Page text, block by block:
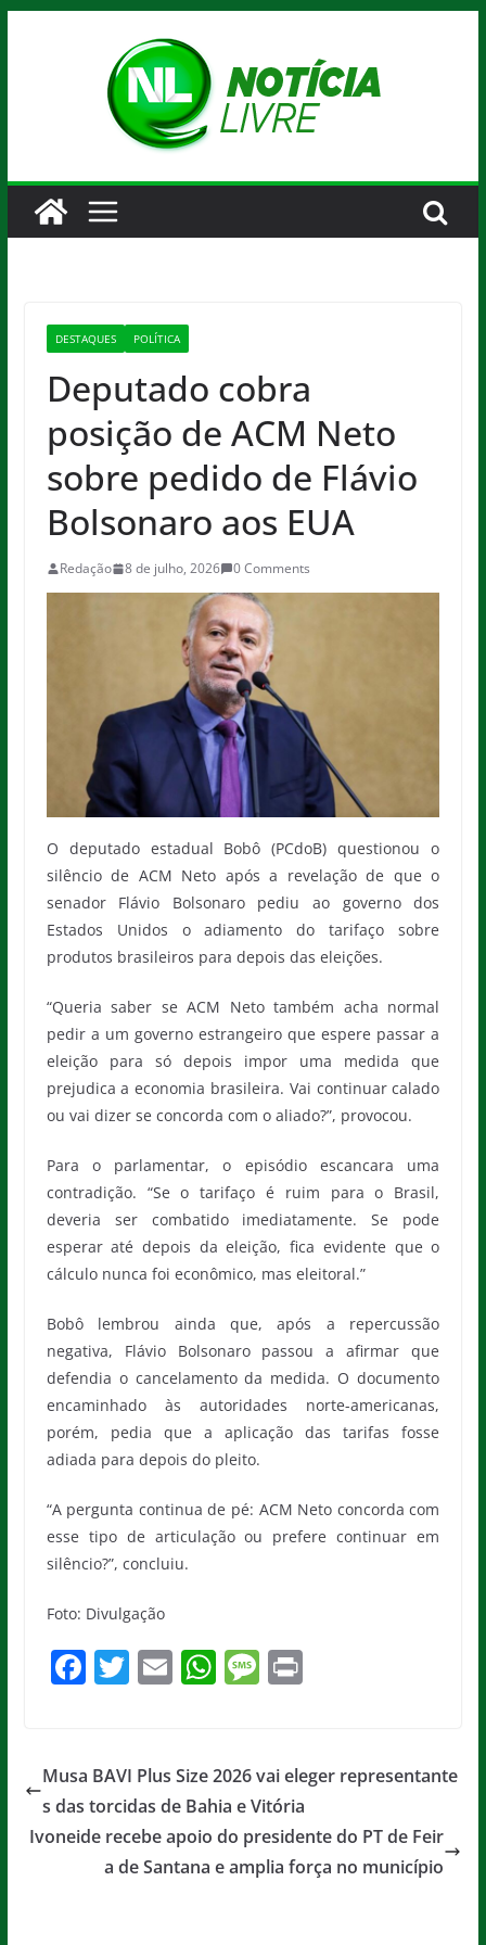
DESTAQUES POLÍTICA
Deputado cobra
posição de ACM Neto
sobre pedido de Flávio
Bolsonaro aos EUA
Redação 8 de julho, 2026 0 Comments
O deputado estadual Bobô (PCdoB) questionou o
silêncio de ACM Neto após a revelação de que o
senador Flávio Bolsonaro pediu ao governo dos
Estados Unidos o adiamento do tarifaço sobre
produtos brasileiros para depois das eleições.
“Queria saber se ACM Neto também acha normal
pedir a um governo estrangeiro que espere passar a
eleição para só depois impor uma medida que
prejudica a economia brasileira. Vai continuar calado
ou vai dizer se concorda com o aliado?”, provocou.
Para o parlamentar, o episódio escancara uma
contradição. “Se o tarifaço é ruim para o Brasil,
deveria ser combatido imediatamente. Se pode
esperar até depois da eleição, fica evidente que o
cálculo nunca foi econômico, mas eleitoral.”
Bobô lembrou ainda que, após a repercussão
negativa, Flávio Bolsonaro passou a afirmar que
defendia o cancelamento da medida. O documento
encaminhado às autoridades norte-americanas,
porém, pedia que a aplicação das tarifas fosse
adiada para depois do pleito.
“A pergunta continua de pé: ACM Neto concorda com
esse tipo de articulação ou prefere continuar em
silêncio?”, concluiu.
Foto: Divulgação
F
e
b
o
o
T
er
E
l
W
s
A
p
p
M
a
g
e
Pr
Musa BAVI Plus Size 2026 vai eleger representante
s das torcidas de Bahia e Vitória
Ivoneide recebe apoio do presidente do PT de Feir
a de Santana e amplia força no município